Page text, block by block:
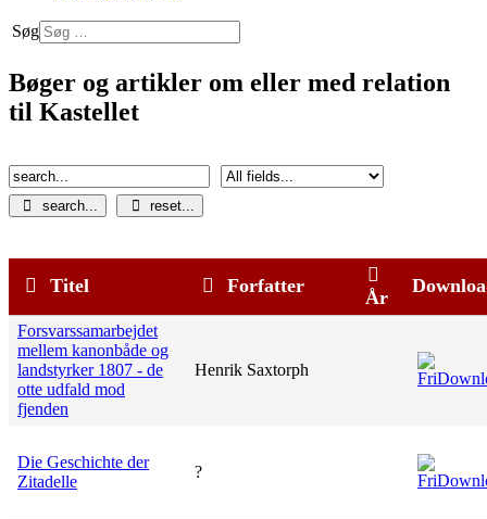
Søg
Bøger og artikler om eller med relation
til Kastellet
search... reset...
Titel Forfatter
År
Forsvarssamarbejdet
mellem kanonbåde og
landstyrker 1807 - de
otte udfald mod
fjenden
Henrik Saxtorph
Die Geschichte der
Zitadelle
?